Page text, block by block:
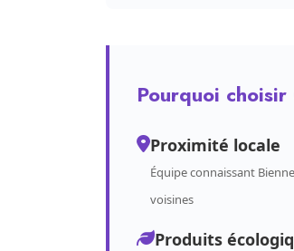
Pourquoi
Proximité locale
Équipe connaissant
voisines
Produits